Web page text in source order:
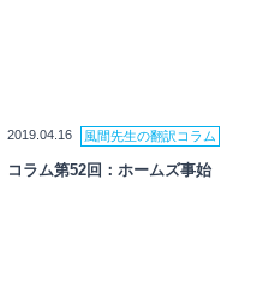
2019.04.16 風間先生の翻訳コラム
コラム第52回：ホームズ事始